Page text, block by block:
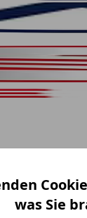
was Sie